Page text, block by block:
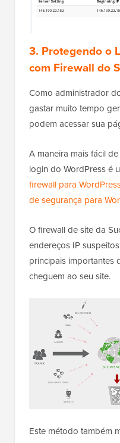
3. Protegendo o
com Firewall do
Como administrador
gastar muito tempo
podem acessar sua
A maneira mais fácil
login do WordPress é
firewall para
de segurança para
O firewall de site da
endereços IP
principais importantes
cheguem ao seu site.
Este método também